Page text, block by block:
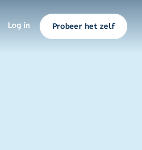
Log in Probeer het zelf